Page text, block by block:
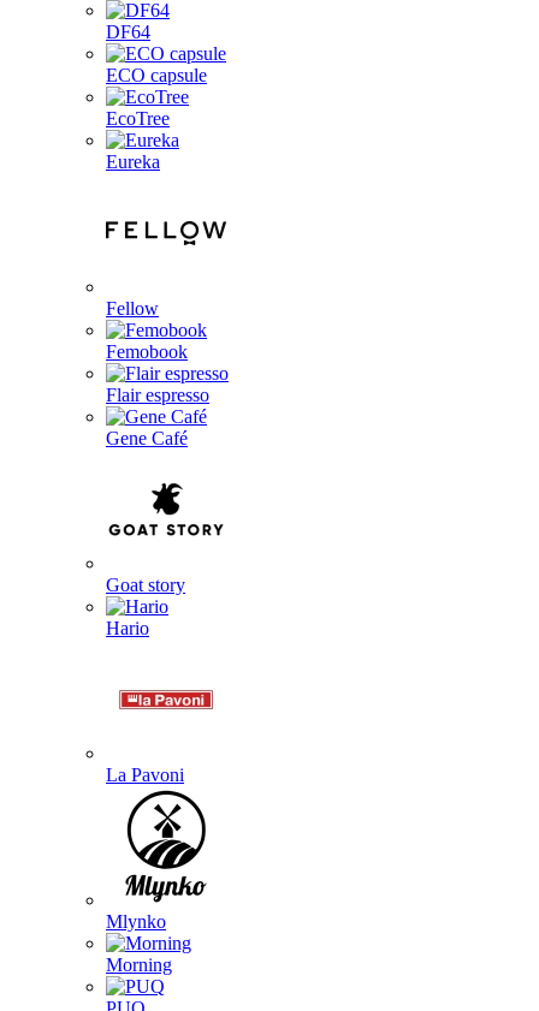
DF64
ECO capsule
EcoTree
Eureka
Fellow
Femobook
Flair espresso
Gene Café
Goat story
Hario
La Pavoni
Mlynko
Morning